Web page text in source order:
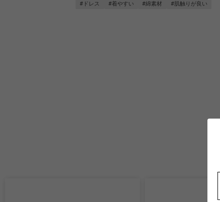
#ドレス
#着やすい #綿素材 #肌触りが良い